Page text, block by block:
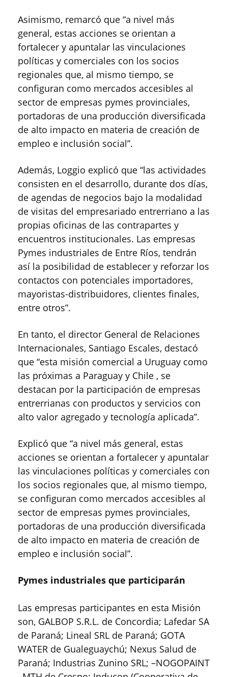
Asimismo, remarcó que “a nivel más
general, estas acciones se orientan a
fortalecer y apuntalar las vinculaciones
políticas y comerciales con los socios
regionales que, al mismo tiempo, se
configuran como mercados accesibles al
sector de empresas pymes provinciales,
portadoras de una producción diversificada
de alto impacto en materia de creación de
empleo e inclusión social”.
Además, Loggio explicó que “las actividades
consisten en el desarrollo, durante dos días,
de agendas de negocios bajo la modalidad
de visitas del empresariado entrerriano a las
propias oficinas de las contrapartes y
encuentros institucionales. Las empresas
Pymes industriales de Entre Ríos, tendrán
así la posibilidad de establecer y reforzar los
contactos con potenciales importadores,
mayoristas-distribuidores, clientes finales,
entre otros”.
En tanto, el director General de Relaciones
Internacionales, Santiago Escales, destacó
que “esta misión comercial a Uruguay como
las próximas a Paraguay y Chile , se
destacan por la participación de empresas
entrerrianas con productos y servicios con
alto valor agregado y tecnología aplicada”.
Explicó que “a nivel más general, estas
acciones se orientan a fortalecer y apuntalar
las vinculaciones políticas y comerciales con
los socios regionales que, al mismo tiempo,
se configuran como mercados accesibles al
sector de empresas pymes provinciales,
portadoras de una producción diversificada
de alto impacto en materia de creación de
empleo e inclusión social”.
Pymes industriales que participarán
Las empresas participantes en esta Misión
son, GALBOP S.R.L. de Concordia; Lafedar SA
de Paraná; Lineal SRL de Paraná; GOTA
WATER de Gualeguaychú; Nexus Salud de
Paraná; Industrias Zunino SRL; –NOGOPAINT